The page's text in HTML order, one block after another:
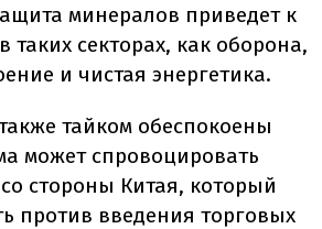
минералов приведет к
таких секторах, как оборона,
и чистая энергетика.
тайком обеспокоены
может спровоцировать
стороны Китая, который
против введения торговых